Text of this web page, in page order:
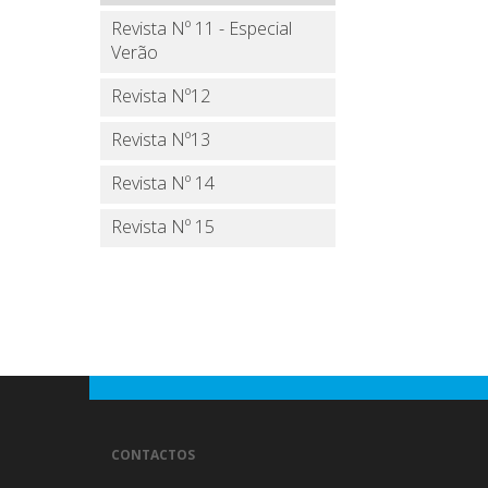
Revista Nº 11 - Especial
Verão
Revista Nº12
Revista Nº13
Revista Nº 14
Revista Nº 15
CONTACTOS